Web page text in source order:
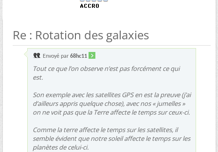
Re : Rotation des galaxies
Envoyé par 68hc11
Tout ce que l’on observe n’est pas forcément ce qui
est.
Son exemple avec les satellites GPS en est la preuve (j’ai
d’ailleurs appris quelque chose), avec nos « jumelles »
on ne voit pas que la Terre affecte le temps sur ceux-ci.
Comme la terre affecte le temps sur les satellites, il
semble évident que notre soleil affecte le temps sur les
planètes de celui-ci.